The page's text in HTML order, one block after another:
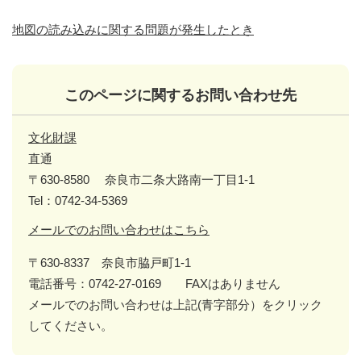
地図の読み込みに関する問題が発生したとき
このページに関するお問い合わせ先
文化財課
直通
〒630-8580
奈良市二条大路南一丁目1-1
Tel：0742-34-5369
メールでのお問い合わせはこちら
〒630-8337 奈良市脇戸町1-1
電話番号：0742-27-0169 FAXはありません
メールでのお問い合わせは上記(青字部分）をクリック
してください。